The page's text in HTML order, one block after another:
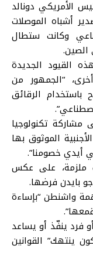
الأمريكي دونالد
أشباه الموصلات
وكانت ستطال
الصين.
القيود الجديدة
“الجمهور من
باستخدام الرقائق
تكنولوجيا
الموثوق بها
أيدي خصومنا”.
ملزمة، على عكس
جو بايدن فرضها.
واشنطن “بإساءة
فرد ينفّذ أو يساعد
ينتهك” القوانين